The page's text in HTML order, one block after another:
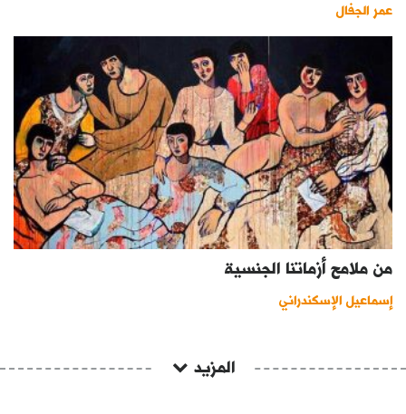
عمر الجفال
من ملامح أزماتنا الجنسية
إسماعيل الإسكندراني
المزيد